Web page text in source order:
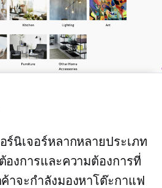
ร์นิเจอร์หลากหลายประเภท
องการและความต้องการที่
าจะกำลังมองหาโต๊ะกาแฟ